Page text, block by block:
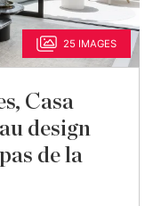
25 IMAGES
Casa
design
de la